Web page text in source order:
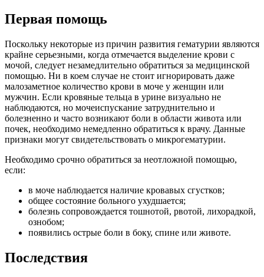
Первая помощь
Поскольку некоторые из причин развития гематурии являются
крайне серьезными, когда отмечается выделение крови с
мочой, следует незамедлительно обратиться за медицинской
помощью. Ни в коем случае не стоит игнорировать даже
малозаметное количество крови в моче у женщин или
мужчин. Если кровяные тельца в урине визуально не
наблюдаются, но мочеиспускание затруднительно и
болезненно и часто возникают боли в области живота или
почек, необходимо немедленно обратиться к врачу. Данные
признаки могут свидетельствовать о микрогематурии.
Необходимо срочно обратиться за неотложной помощью,
если:
в моче наблюдается наличие кровавых сгустков;
общее состояние больного ухудшается;
болезнь сопровождается тошнотой, рвотой, лихорадкой,
ознобом;
появились острые боли в боку, спине или животе.
Последствия